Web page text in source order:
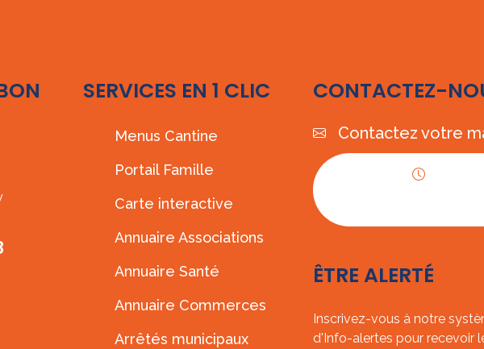
SERVICES EN 1 CLIC
Menus Cantine
Portail Famille
Carte interactive
Annuaire Associations
Annuaire Santé
Annuaire Commerces
Arrêtés municipaux
CONTACTEZ-
Contactez votre
ÊTRE ALERTÉ
Inscrivez-vous à notre
d'Info-alertes pour recevoir